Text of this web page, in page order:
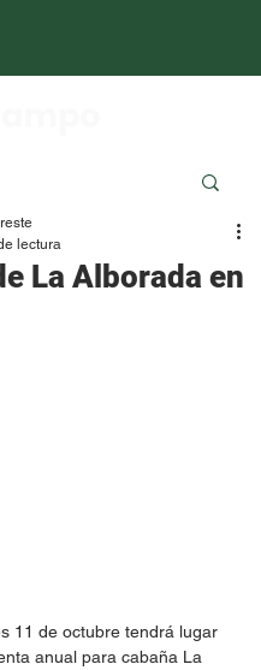
La Alborada en
lectura
11 de octubre tendrá lugar
anual para cabaña La